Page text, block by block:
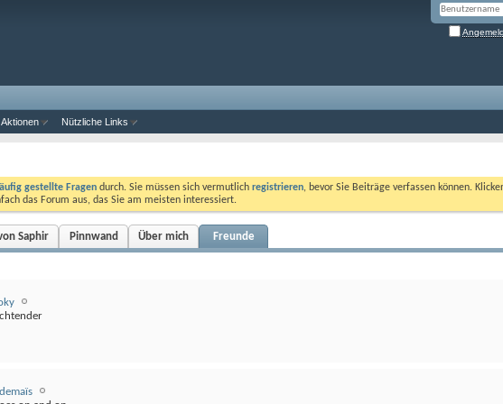
Aktionen Nützliche Links
gestellte Fragen durch. Sie müssen sich vermutlich registrieren, bevor Sie Beiträge verfassen können.
das Forum aus, das Sie am meisten interessiert.
Saphir Pinnwand Über mich Freunde